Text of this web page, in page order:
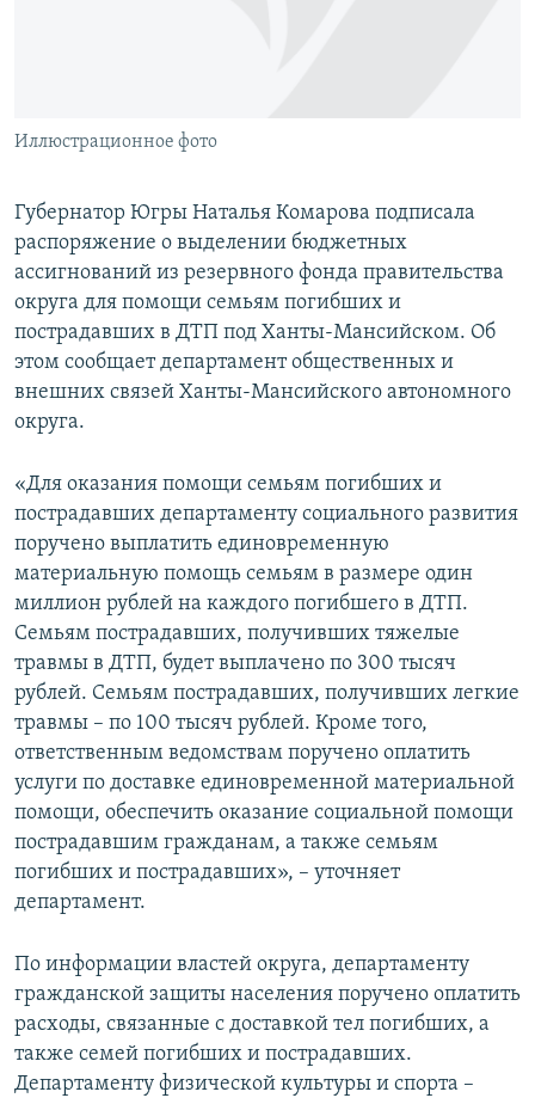
УКРАИНСКАЯ ПРОБЛЕМА КРЫМА
Иллюстрационное фото
Губернатор Югры Наталья Комарова подписала
распоряжение о выделении бюджетных
ассигнований из резервного фонда правительства
округа для помощи семьям погибших и
пострадавших в ДТП под Ханты-Мансийском. Об
этом сообщает департамент общественных и
внешних связей Ханты-Мансийского автономного
округа.
«Для оказания помощи семьям погибших и
пострадавших департаменту социального развития
поручено выплатить единовременную
материальную помощь семьям в размере один
миллион рублей на каждого погибшего в ДТП.
Семьям пострадавших, получивших тяжелые
травмы в ДТП, будет выплачено по 300 тысяч
рублей. Семьям пострадавших, получивших легкие
травмы – по 100 тысяч рублей. Кроме того,
ответственным ведомствам поручено оплатить
услуги по доставке единовременной материальной
помощи, обеспечить оказание социальной помощи
пострадавшим гражданам, а также семьям
погибших и пострадавших», – уточняет
департамент.
По информации властей округа, департаменту
гражданской защиты населения поручено оплатить
расходы, связанные с доставкой тел погибших, а
также семей погибших и пострадавших.
Департаменту физической культуры и спорта –